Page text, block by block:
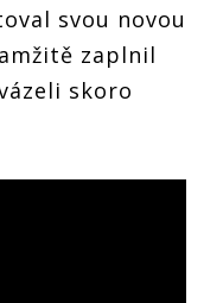
svou novou
zaplnil
skoro